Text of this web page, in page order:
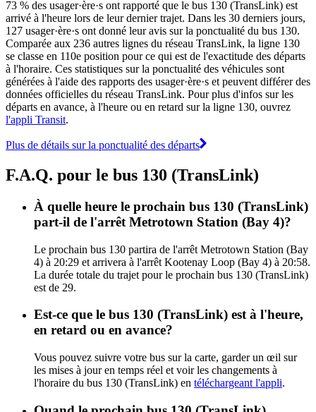
73 % des usager·ère·s ont rapporté que le bus 130 (TransLink) est
arrivé à l'heure lors de leur dernier trajet. Dans les 30 derniers jours,
127 usager·ère·s ont donné leur avis sur la ponctualité du bus 130.
Comparée aux 236 autres lignes du réseau TransLink, la ligne 130
se classe en 110e position pour ce qui est de l'exactitude des départs
à l'horaire. Ces statistiques sur la ponctualité des véhicules sont
générées à l'aide des rapports des usager·ère·s et peuvent différer des
données officielles du réseau TransLink. Pour plus d'infos sur les
départs en avance, à l'heure ou en retard sur la ligne 130, ouvrez
l'appli Transit.
Plus de détails sur la ponctualité des départs
F.A.Q. pour le bus 130 (TransLink)
À quelle heure le prochain bus 130 (TransLink)
part-il de l'arrêt Metrotown Station (Bay 4)?
Le prochain bus 130 partira de l'arrêt Metrotown Station (Bay
4) à 20:29 et arrivera à l'arrêt Kootenay Loop (Bay 4) à 20:58.
La durée totale du trajet pour le prochain bus 130 (TransLink)
est de 29.
Est-ce que le bus 130 (TransLink) est à l'heure,
en retard ou en avance?
Vous pouvez suivre votre bus sur la carte, garder un œil sur
les mises à jour en temps réel et voir les changements à
l'horaire du bus 130 (TransLink) en téléchargeant l'appli.